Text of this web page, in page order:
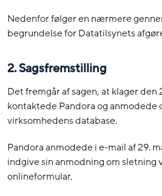
Nedenfor følger en nærmere
begrundelse for Datatilsynets
2. Sagsfremstilling
Det fremgår af sagen, at klager den
kontaktede Pandora og anmodede
virksomhedens database.
Pandora anmodede i e-mail af 29.
indgive sin anmodning om sletning
onlineformular.